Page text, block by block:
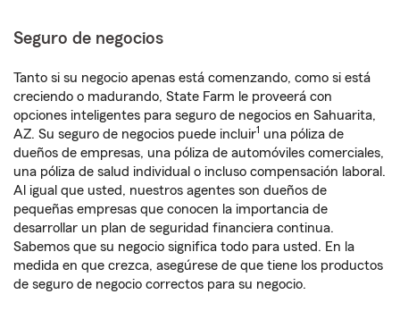
Seguro de negocios
Tanto si su negocio apenas está comenzando, como si está
creciendo o madurando, State Farm le proveerá con
opciones inteligentes para seguro de negocios en Sahuarita,
AZ. Su seguro de negocios puede incluir1 una póliza de
dueños de empresas, una póliza de automóviles comerciales,
una póliza de salud individual o incluso compensación laboral.
Al igual que usted, nuestros agentes son dueños de
pequeñas empresas que conocen la importancia de
desarrollar un plan de seguridad financiera continua.
Sabemos que su negocio significa todo para usted. En la
medida en que crezca, asegúrese de que tiene los productos
de seguro de negocio correctos para su negocio.